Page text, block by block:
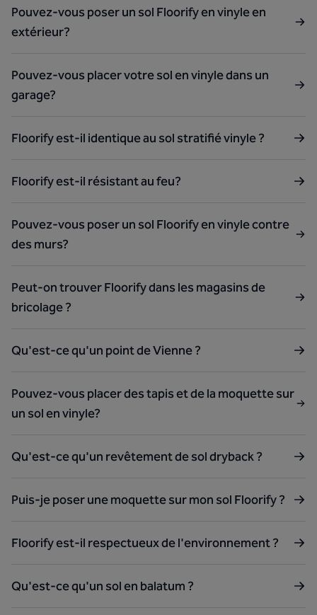
Pouvez-vous poser un sol Floorify en vinyle en
extérieur?
Pouvez-vous placer votre sol en vinyle dans un
garage?
Floorify est-il identique au sol stratifié vinyle ?
Floorify est-il résistant au feu?
Pouvez-vous poser un sol Floorify en vinyle contre
des murs?
Peut-on trouver Floorify dans les magasins de
bricolage ?
Qu'est-ce qu'un point de Vienne ?
Pouvez-vous placer des tapis et de la moquette sur
un sol en vinyle?
Qu'est-ce qu'un revêtement de sol dryback ?
Puis-je poser une moquette sur mon sol Floorify ?
Floorify est-il respectueux de l'environnement ?
Qu'est-ce qu'un sol en balatum ?